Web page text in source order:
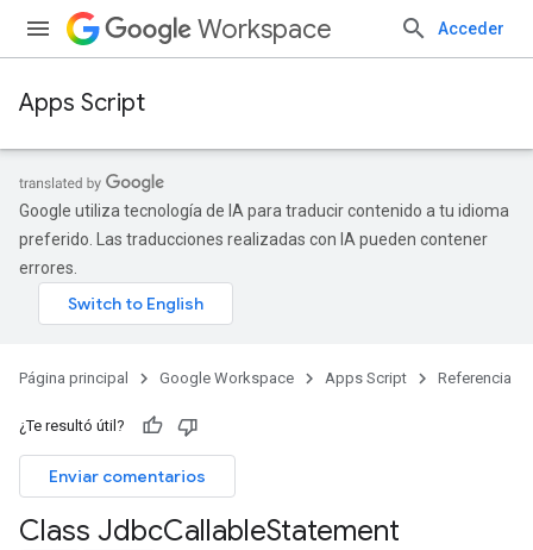
Workspace Acceder
Apps Script
Google utiliza tecnología de IA para traducir contenido a tu idioma
preferido. Las traducciones realizadas con IA pueden contener
errores.
Página principal Google Workspace Apps Script Referencia
¿Te resultó útil?
Enviar comentarios
Class JdbcCallableStatement